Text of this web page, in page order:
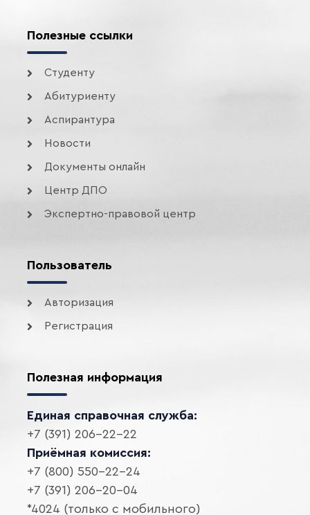
Полезные ссылки
Студенту
Абитуриенту
Аспирантура
Новости
Документы онлайн
Центр ДПО
Экспертно-правовой центр
Пользователь
Авторизация
Регистрация
Полезная информация
Единая справочная служба:
+7 (391) 206-22-22
Приёмная комиссия:
+7 (800) 550-22-24
+7 (391) 206-20-04
*4024 (только с мобильного)